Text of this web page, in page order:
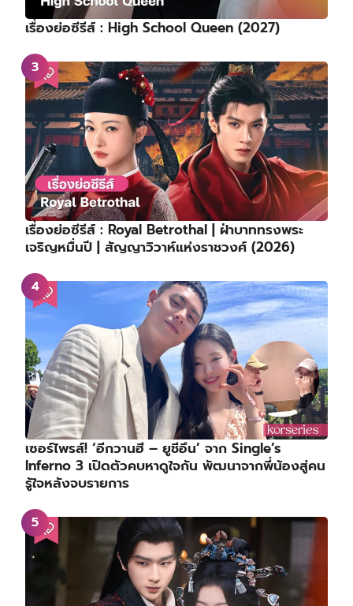
เรื่องย่อซีรีส์ : High School Queen (2027)
เรื่องย่อซีรีส์ : Royal Betrothal | ฝ่าบาททรงพระ
เจริญหมื่นปี | สัญญาวิวาห์แห่งราชวงศ์ (2026)
เซอร์ไพรส์! ‘อีกวานฮี – ยูชีอึน’ จาก Single’s
Inferno 3 เปิดตัวคบหาดูใจกัน พัฒนาจากพี่น้องสู่คน
รู้ใจหลังจบรายการ